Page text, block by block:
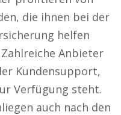
die ihnen bei der
helfen
Anbieter
Kundensupport,
Verfügung steht.
auch nach den